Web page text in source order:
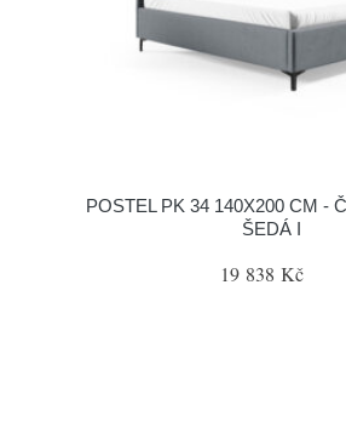
POSTEL PK 34 140X200 CM -
ŠEDÁ I
19 838 Kč